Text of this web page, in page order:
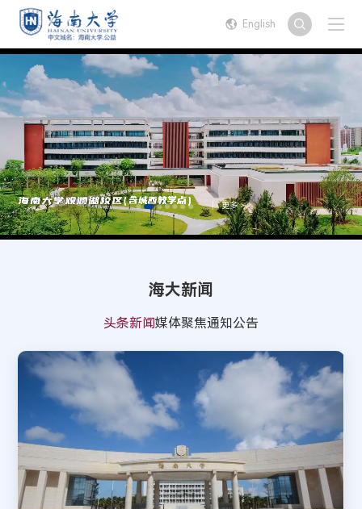
English
更多 >
海大新闻
头条新闻媒体聚焦通知公告